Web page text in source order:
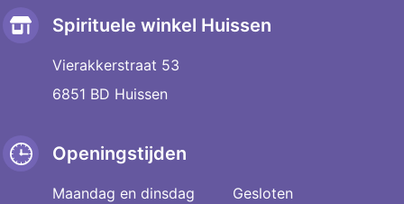
Spirituele winkel Huissen
Vierakkerstraat 53
6851 BD Huissen
Openingstijden
Maandag en dinsdag
Gesloten